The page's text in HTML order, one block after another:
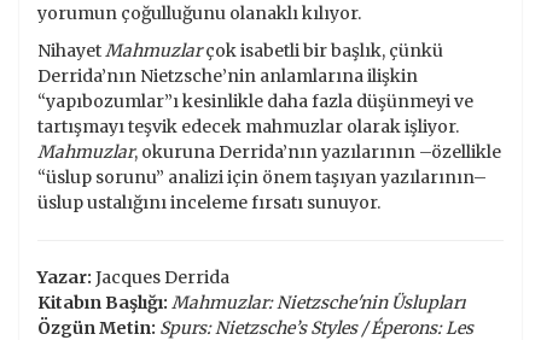
yorumun çoğulluğunu olanaklı kılıyor.
NihayetMahmuzlarçok isabetli bir başlık, çünkü
Derrida’nın Nietzsche’nin anlamlarına ilişkin
“yapıbozumlar”ı kesinlikle daha fazla düşünmeyi ve
tartışmayı teşvik edecek mahmuzlar olarak işliyor.
Mahmuzlar, okuruna Derrida’nın yazılarının –özellikle
“üslup sorunu” analizi için önem taşıyan yazılarının–
üslup ustalığını inceleme fırsatı sunuyor.
Yazar: Jacques Derrida
Kitabın Başlığı: Mahmuzlar: Nietzsche'nin Üslupları
Özgün Metin: Spurs: Nietzsche’s Styles / Éperons: Les